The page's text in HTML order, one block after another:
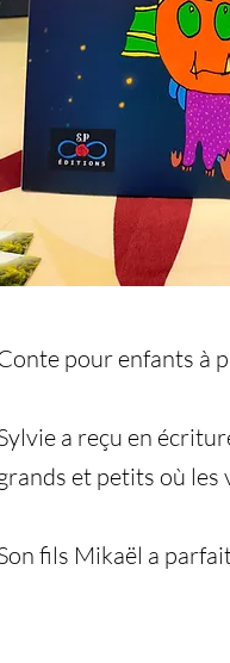
pour enfants à
a reçu en
et petits où les
fils Mikaël a